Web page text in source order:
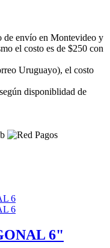
de envío en Montevideo y
el costo es de $250 con
Uruguayo), el costo
disponiblidad de
6"